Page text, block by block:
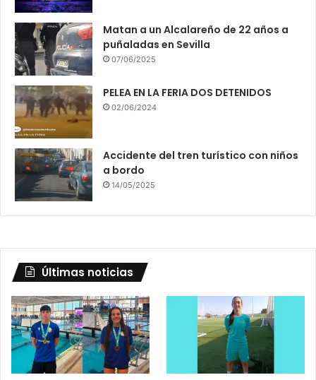
Matan a un Alcalareño de 22 años a
puñaladas en Sevilla
07/06/2025
PELEA EN LA FERIA DOS DETENIDOS
02/06/2024
Accidente del tren turístico con niños
a bordo
14/05/2025
Últimas noticias